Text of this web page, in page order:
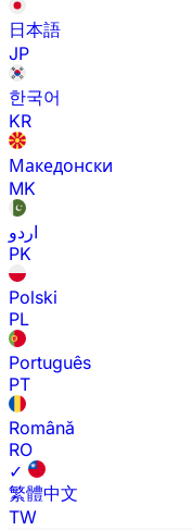
日本語
JP
한국어
KR
Македонски
MK
اردو
PK
Polski
PL
Português
PT
Română
RO
✓
繁體中文
TW